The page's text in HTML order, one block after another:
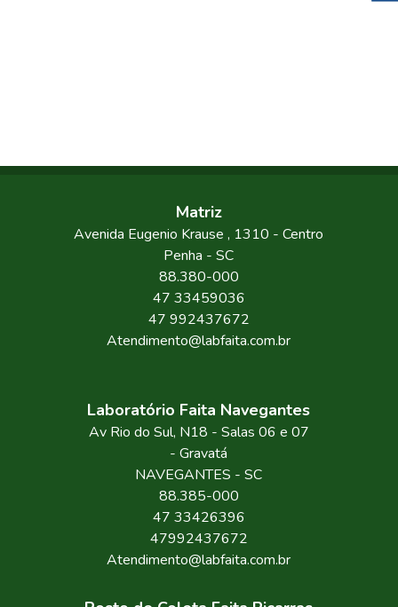
Matriz
Avenida Eugenio Krause, 1310 - Centro
Penha -SC
88.380-000
47 33459036
47 992437672
Atendimento@labfaita.com.br
Laboratório Faita Navegantes
Av Rio do Sul, N18 - Salas 06 e 07
- Gravatá
NAVEGANTES -SC
88.385-000
47 33426396
47992437672
Atendimento@labfaita.com.br